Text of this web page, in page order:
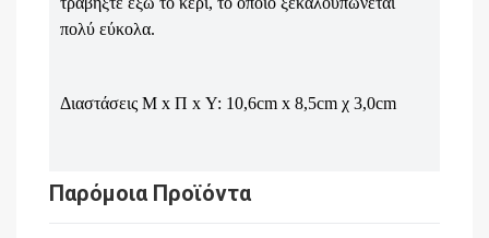
πολύ εύκολα.
Διαστάσεις Μ x Π x Υ: 10,6cm x 8,5cm χ 3,0cm
Παρόμοια Προϊόντα